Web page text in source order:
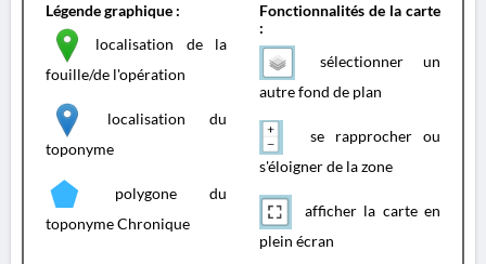
Légende graphique :
localisation de la
fouille/de l'opération
localisation du
toponyme
polygone du
toponyme Chronique
Fonctionnalités de la carte
:
sélectionner un
autre fond de plan
se rapprocher ou
s'éloigner de la zone
afficher la carte en
plein écran